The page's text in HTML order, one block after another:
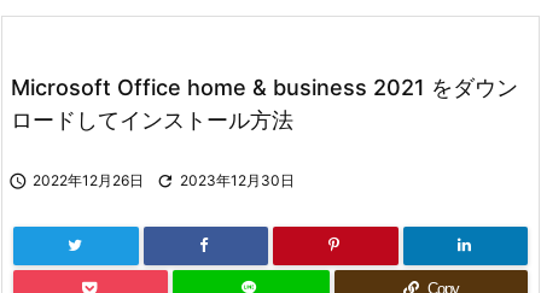
前へ
次へ
Microsoft Office home & business 2021 をダウン
ロードしてインストール方法
 2022年12月26日  2023年12月30日
Copy